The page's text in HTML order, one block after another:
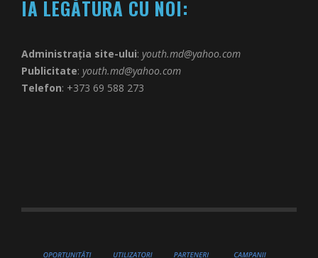
IA LEGĂTURA CU NOI:
Administrația site-ului: youth.md@yahoo.com
Publicitate: youth.md@yahoo.com
Telefon: +373 69 588 273